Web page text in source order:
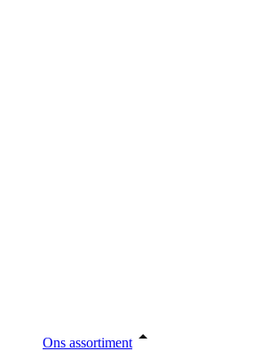
Ons assortiment